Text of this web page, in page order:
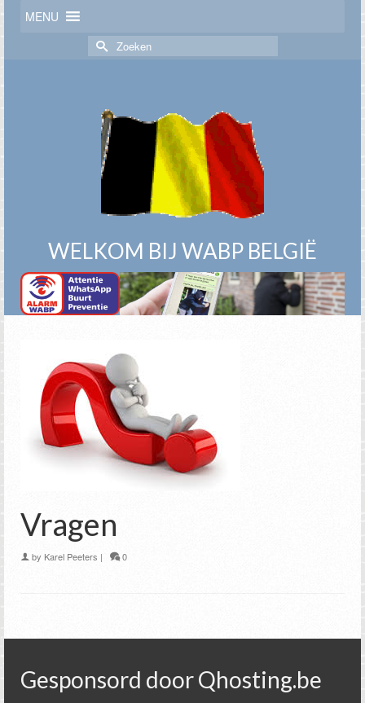
MENU
Zoek
naar:
WELKOM BIJ WABP BELGIË
Vragen
by Karel Peeters | 0
Gesponsord door Qhosting.be